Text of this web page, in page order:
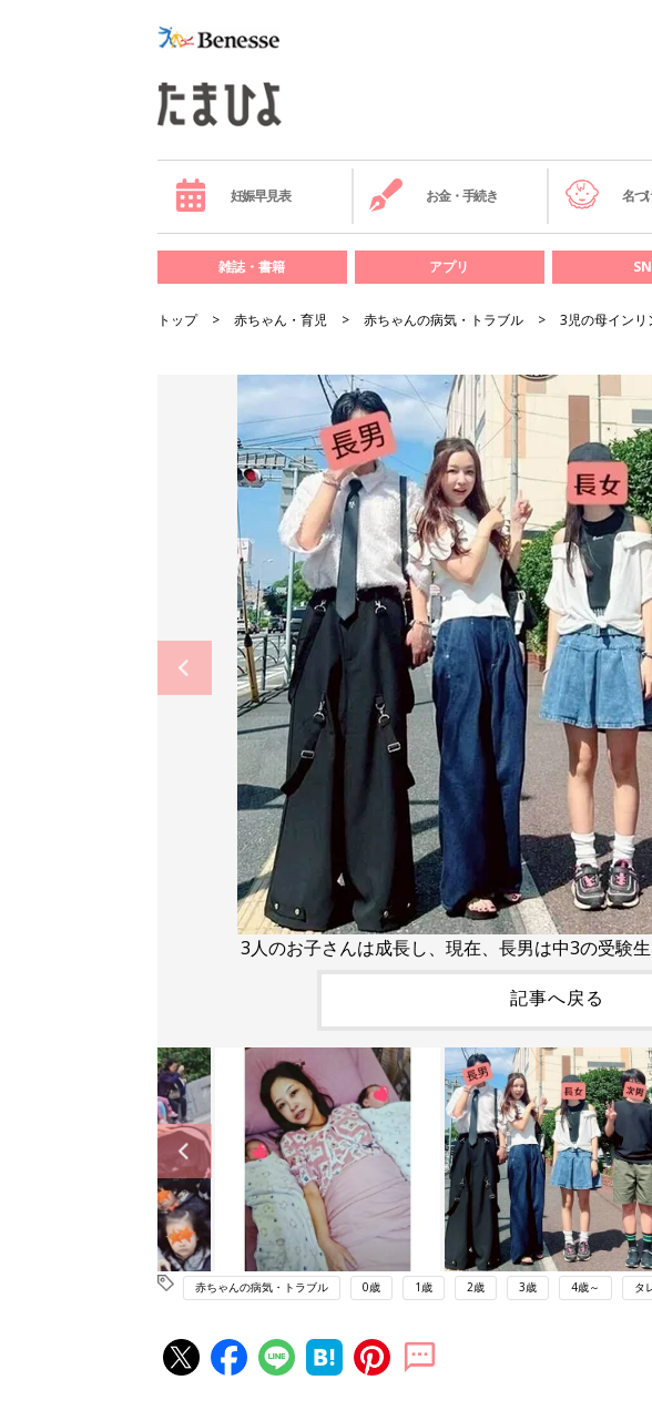
妊娠早見表 お金・手続き 名づ
雑誌・書籍 アプリ
トップ 赤ちゃん・育児 赤ちゃんの病気・トラブル 3児の母インリ
3人のお子さんは成長し、現在、長男は中3の受験
記事へ戻る
赤ちゃんの病気・トラブル 0歳 1歳 2歳 3歳 4歳～ タ